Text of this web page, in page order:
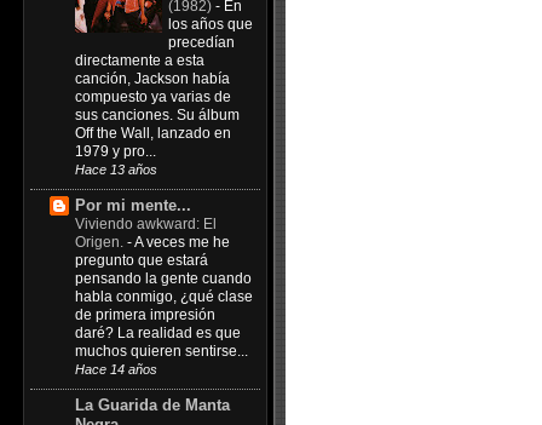
(1982) - En
los años que
precedían
directamente a esta
canción, Jackson había
compuesto ya varias de
sus canciones. Su álbum
Off the Wall, lanzado en
1979 y pro...
Hace 13 años
Por mi mente...
Viviendo awkward: El
Origen. -A veces me he
pregunto que estará
pensando la gente cuando
habla conmigo, ¿qué clase
de primera impresión
daré? La realidad es que
muchos quieren sentirse...
Hace 14 años
La Guarida de Manta